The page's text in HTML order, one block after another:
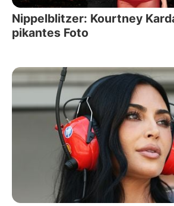
Nippelblitzer: Kourtney
pikantes Foto